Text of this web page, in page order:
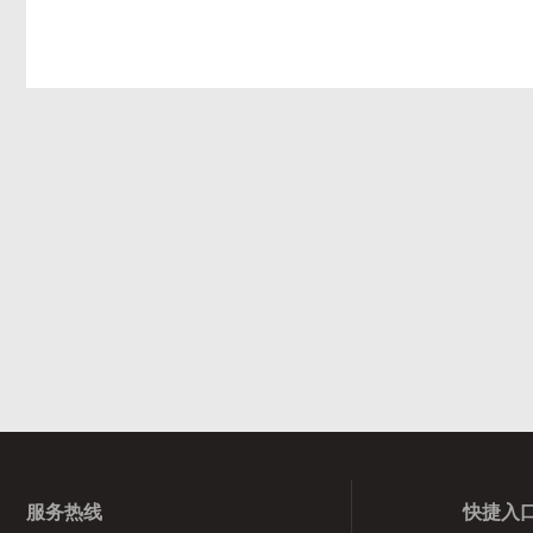
服务热线 快捷入口